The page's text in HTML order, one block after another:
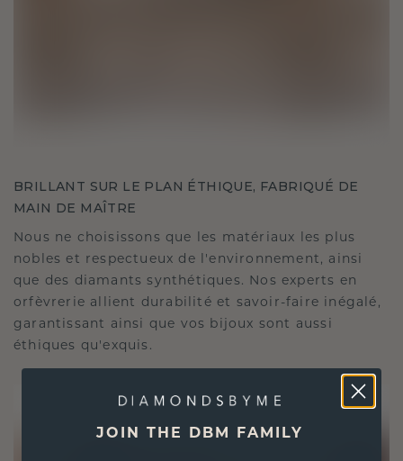
BRILLANT SUR LE PLAN ÉTHIQUE, FABRIQUÉ DE
MAIN DE MAÎTRE
Nous ne choisissons que les matériaux les plus
nobles et respectueux de l'environnement, ainsi
que des diamants synthétiques. Nos experts en
orfèvrerie allient durabilité et savoir-faire inégalé,
garantissant ainsi que vos bijoux sont aussi
éthiques qu'exquis.
JOIN THE DBM FAMILY